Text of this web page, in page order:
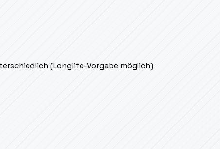
(Longlife-Vorgabe möglich)